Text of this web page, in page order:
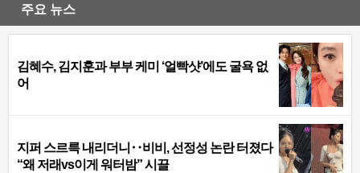
주요 뉴스
김혜수, 김지훈과 부부 케미 ‘얼빡샷’에도 굴욕 없
어
지퍼 스르륵 내리더니‥비비, 선정성 논란 터졌다
“왜 저래vs이게 워터밤” 시끌